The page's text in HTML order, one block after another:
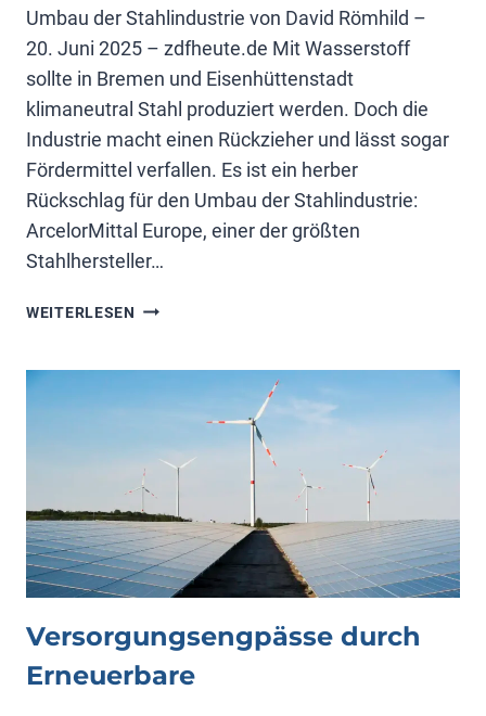
Umbau der Stahlindustrie von David Römhild –
20. Juni 2025 – zdfheute.de Mit Wasserstoff
sollte in Bremen und Eisenhüttenstadt
klimaneutral Stahl produziert werden. Doch die
Industrie macht einen Rückzieher und lässt sogar
Fördermittel verfallen. Es ist ein herber
Rückschlag für den Umbau der Stahlindustrie:
ArcelorMittal Europe, einer der größten
Stahlhersteller…
WEITERLESEN RÜCKZIEHER
Versorgungs­eng­pässe durch
Erneuerbare